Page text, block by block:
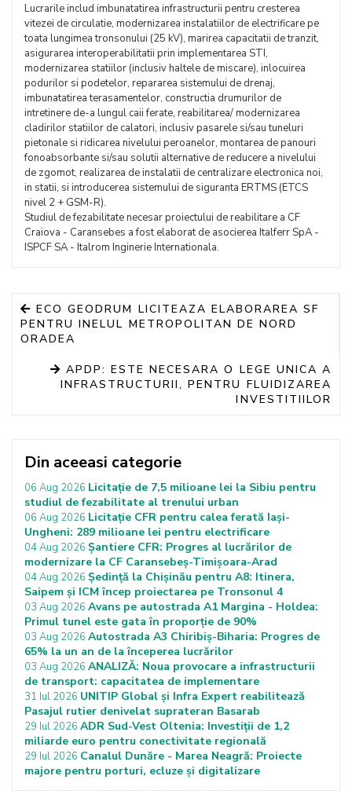
Lucrarile includ imbunatatirea infrastructurii pentru cresterea
vitezei de circulatie, modernizarea instalatiilor de electrificare pe
toata lungimea tronsonului (25 kV), marirea capacitatii de tranzit,
asigurarea interoperabilitatii prin implementarea STI,
modernizarea statiilor (inclusiv haltele de miscare), inlocuirea
podurilor si podetelor, repararea sistemului de drenaj,
imbunatatirea terasamentelor, constructia drumurilor de
intretinere de-a lungul caii ferate, reabilitarea/ modernizarea
cladirilor statiilor de calatori, inclusiv pasarele si/sau tuneluri
pietonale si ridicarea nivelului peroanelor, montarea de panouri
fonoabsorbante si/sau solutii alternative de reducere a nivelului
de zgomot, realizarea de instalatii de centralizare electronica noi,
in statii, si introducerea sistemului de siguranta ERTMS (ETCS
nivel 2 + GSM-R).
Studiul de fezabilitate necesar proiectului de reabilitare a CF
Craiova - Caransebes a fost elaborat de asocierea Italferr SpA -
ISPCF SA - Italrom Inginerie Internationala.
ECO GEODRUM LICITEAZA ELABORAREA SF
PENTRU INELUL METROPOLITAN DE NORD
ORADEA
APDP: ESTE NECESARA O LEGE UNICA A
INFRASTRUCTURII, PENTRU FLUIDIZAREA
INVESTITIILOR
Din aceeasi categorie
06 Aug 2026 Licitație de 7,5 milioane lei la Sibiu pentru
studiul de fezabilitate al trenului urban
06 Aug 2026 Licitație CFR pentru calea ferată Iași-
Ungheni: 289 milioane lei pentru electrificare
04 Aug 2026 Șantiere CFR: Progres al lucrărilor de
modernizare la CF Caransebeș-Timișoara-Arad
04 Aug 2026 Ședință la Chișinău pentru A8: Itinera,
Saipem și ICM încep proiectarea pe Tronsonul 4
03 Aug 2026 Avans pe autostrada A1 Margina - Holdea:
Primul tunel este gata în proporție de 90%
03 Aug 2026 Autostrada A3 Chiribiș-Biharia: Progres de
65% la un an de la începerea lucrărilor
03 Aug 2026 ANALIZĂ: Noua provocare a infrastructurii
de transport: capacitatea de implementare
31 Iul 2026 UNITIP Global și Infra Expert reabilitează
Pasajul rutier denivelat suprateran Basarab
29 Iul 2026 ADR Sud-Vest Oltenia: Investiții de 1,2
miliarde euro pentru conectivitate regională
29 Iul 2026 Canalul Dunăre - Marea Neagră: Proiecte
majore pentru porturi, ecluze și digitalizare